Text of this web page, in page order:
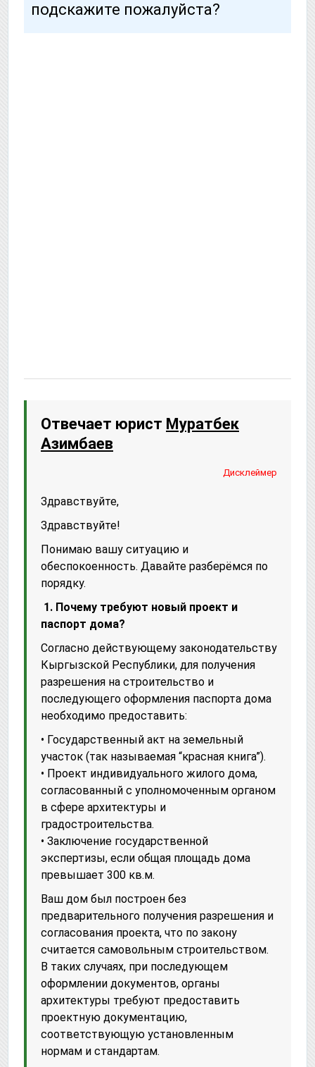
подскажите пожалуйста?
Отвечает юрист Муратбек
Азимбаев
Дисклеймер
Здравствуйте,
Здравствуйте!
Понимаю вашу ситуацию и
обеспокоенность. Давайте разберёмся по
порядку.
️ 1. Почему требуют новый проект и
паспорт дома?
Согласно действующему законодательству
Кыргызской Республики, для получения
разрешения на строительство и
последующего оформления паспорта дома
необходимо предоставить:
• Государственный акт на земельный
участок (так называемая “красная книга”).
• Проект индивидуального жилого дома,
согласованный с уполномоченным органом
в сфере архитектуры и
градостроительства.
• Заключение государственной
экспертизы, если общая площадь дома
превышает 300 кв.м.
Ваш дом был построен без
предварительного получения разрешения и
согласования проекта, что по закону
считается самовольным строительством.
В таких случаях, при последующем
оформлении документов, органы
архитектуры требуют предоставить
проектную документацию,
соответствующую установленным
нормам и стандартам.